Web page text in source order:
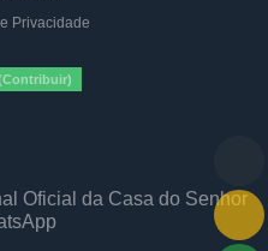
Privacidade
Oficial da Casa do Senhor